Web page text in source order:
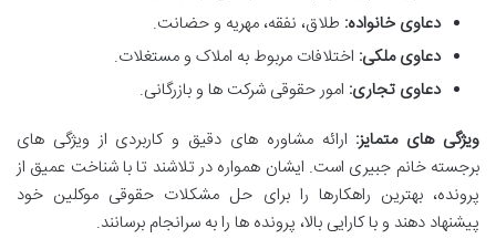
دعاوی خانواده: طلاق، نفقه، مهریه و حضانت.
دعاوی ملکی: اختلافات مربوط به املاک و مستغلات.
دعاوی تجاری: امور حقوقی شرکت ها و بازرگانی.
ویژگی های متمایز: ارائه مشاوره های دقیق و کاربردی از ویژگی های
برجسته خانم جبیری است. ایشان همواره در تلاشند تا با شناخت عمیق از
پرونده، بهترین راهکارها را برای حل مشکلات حقوقی موکلین خود
پیشنهاد دهند و با کارایی بالا، پرونده ها را به سرانجام برسانند.